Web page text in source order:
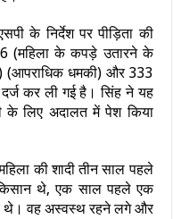
के निर्देश पर पीड़िता की
(महिला के कपड़े उतारने के
(आपराधिक धमकी) और 333
कर ली गई है। सिंह ने यह
के लिए अदालत में पेश किया
की शादी तीन साल पहले
थे, एक साल पहले एक
थे। वह अस्वस्थ रहने लगे और